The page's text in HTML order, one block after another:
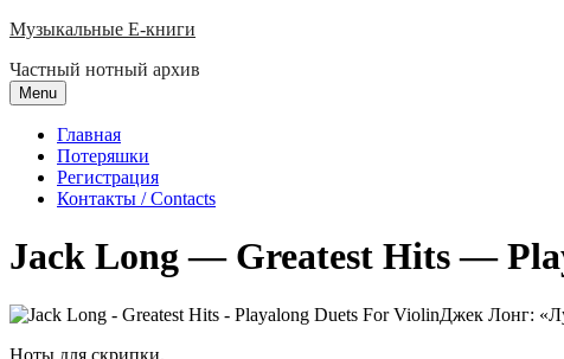
Skip
content
Музыкальные E-книги
Частный нотный архив
Menu
Главная
Потеряшки
Регистрация
Контакты / Contacts
Jack Long — Greatest Hits —
Джек Лонг:
Ноты для скрипки.